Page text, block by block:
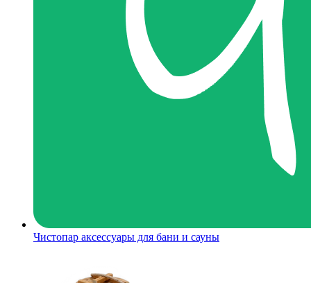
Чистопар аксессуары для бани и сауны